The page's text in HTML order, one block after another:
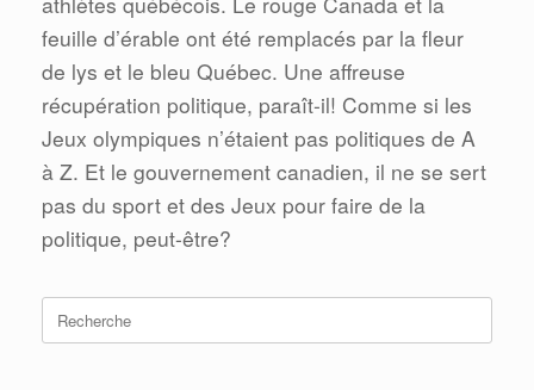
feuille d’érable ont été remplacés par la fleur
de lys et le bleu Québec. Une affreuse
récupération politique, paraît-il! Comme si les
Jeux olympiques n’étaient pas politiques de A
à Z. Et le gouvernement canadien, il ne se sert
pas du sport et des Jeux pour faire de la
politique, peut-être?
Search
for: